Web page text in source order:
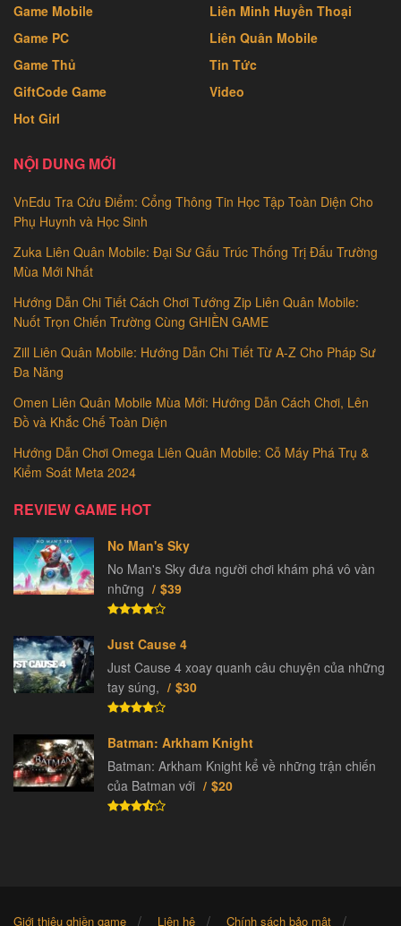
Game Mobile
Game PC
Game Thủ
GiftCode Game
Hot Girl
Liên Minh Huyền Thoại
Liên Quân Mobile
Tin Tức
Video
NỘI DUNG MỚI
VnEdu Tra Cứu Điểm: Cổng Thông Tin Học Tập Toàn Diện Cho
Phụ Huynh và Học Sinh
Zuka Liên Quân Mobile: Đại Sư Gấu Trúc Thống Trị Đấu Trường
Mùa Mới Nhất
Hướng Dẫn Chi Tiết Cách Chơi Tướng Zip Liên Quân Mobile:
Nuốt Trọn Chiến Trường Cùng GHIỀN GAME
Zill Liên Quân Mobile: Hướng Dẫn Chi Tiết Từ A-Z Cho Pháp Sư
Đa Năng
Omen Liên Quân Mobile Mùa Mới: Hướng Dẫn Cách Chơi, Lên
Đồ và Khắc Chế Toàn Diện
Hướng Dẫn Chơi Omega Liên Quân Mobile: Cỗ Máy Phá Trụ &
Kiểm Soát Meta 2024
REVIEW GAME HOT
No Man's Sky
No Man's Sky đưa người chơi khám phá vô vàn
những
$39
Just Cause 4
Just Cause 4 xoay quanh câu chuyện của những
tay súng,
$30
Batman: Arkham Knight
Batman: Arkham Knight kể về những trận chiến
của Batman với
$20
Giới thiệu ghiền game Liên hệ Chính sách bảo mật